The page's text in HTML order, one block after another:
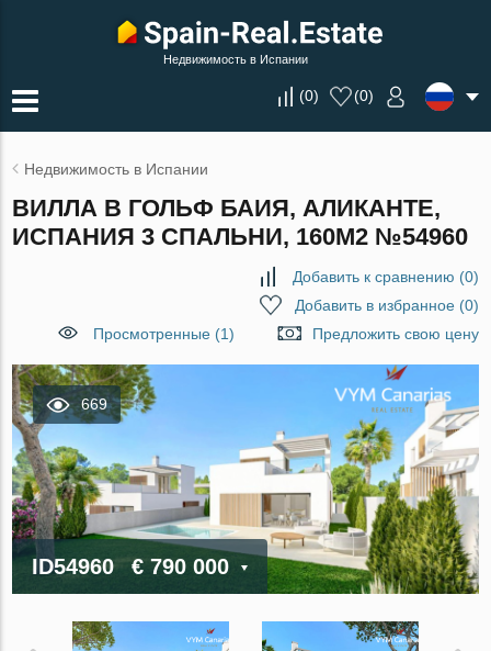
Недвижимость в Испании
(0) (0)
Недвижимость в Испании
ВИЛЛА В ГОЛЬФ БАИЯ, АЛИКАНТЕ,
ИСПАНИЯ 3 СПАЛЬНИ, 160М2 №54960
Добавить к сравнению (0)
Добавить в избранное(0)
Просмотренные (1)
Предложить свою цену
669
ID54960 € 790 000